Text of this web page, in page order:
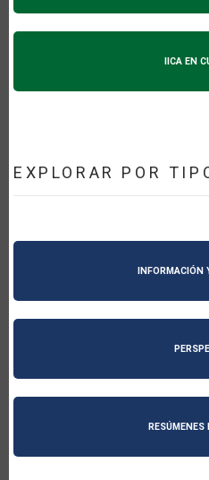
IICA EN
EXPLORAR POR
INFORMACIÓN
RESÚMENES